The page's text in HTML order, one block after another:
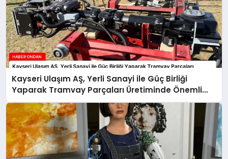
Kayseri Ulaşım AŞ, Yerli Sanayi ile Güç Birliği
Yaparak Tramvay Parçaları Üretiminde Önemli
Adım Attı